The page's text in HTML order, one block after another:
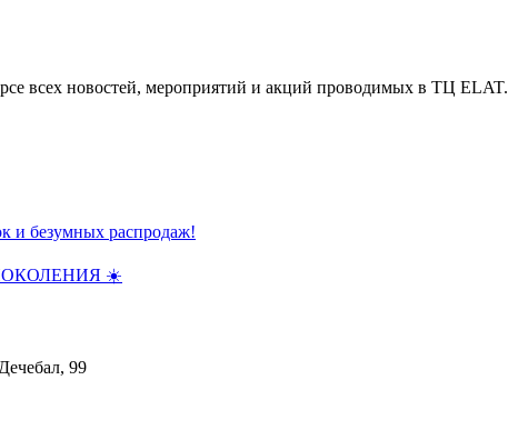
всех новостей, мероприятий и акций проводимых в ТЦ ELAT.
и безумных распродаж!
☀️
99